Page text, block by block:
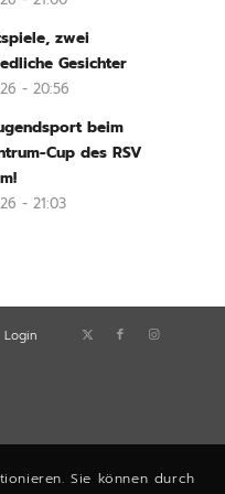
zwei
Gesichter
- 20:56
beim
Cup des RSV
- 21:03
Login
Sie können durch